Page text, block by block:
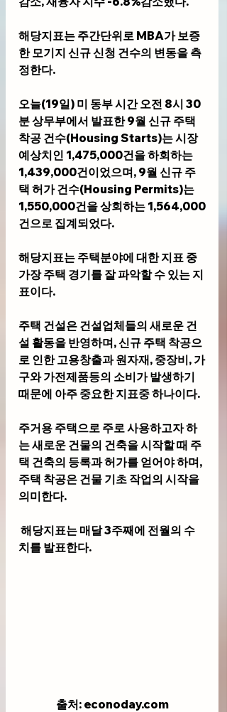
해당지표는 주간단위로 MBA가 보증
한 모기지 신규 신청 건수의 변동을 측
정한다.
오늘(19일) 미 동부 시간 오전 8시 30
분 상무부에서 발표한 9월 신규 주택
착공 건수(Housing Starts)는 시장
예상치인 1,475,000건을 하회하는
1,439,000건이었으며, 9월 신규 주
택 허가 건수(Housing Permits)는
1,550,000건을 상회하는 1,564,000
건으로 집계되었다.
해당지표는 주택분야에 대한 지표 중
가장 주택 경기를 잘 파악할 수 있는 지
표이다.
주택 건설은 건설업체들의 새로운 건
설 활동을 반영하며, 신규 주택 착공으
로 인한 고용창출과 원자재, 중장비, 가
구와 가전제품등의 소비가 발생하기
때문에 아주 중요한 지표중 하나이다.
주거용 주택으로 주로 사용하고자 하
는 새로운 건물의 건축을 시작할 때 주
택 건축의 등록과 허가를 얻어야 하며,
주택 착공은 건물 기초 작업의 시작을
의미한다.
치를 발표한다.
출처: econoday.com